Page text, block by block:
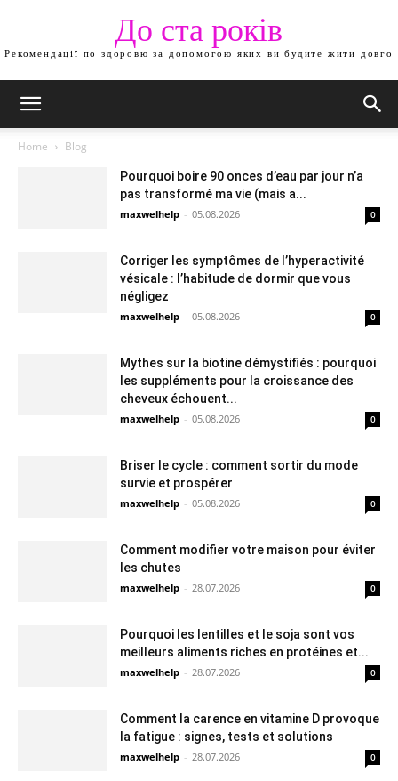
До ста років
Рекомендації по здоровю за допомогою яких ви будите жити довго
Home Blog
Pourquoi boire 90 onces d’eau par jour n’a
pas transformé ma vie (mais a...
maxwelhelp - 05.08.2026 0
Corriger les symptômes de l’hyperactivité
vésicale : l’habitude de dormir que vous
négligez
maxwelhelp - 05.08.2026 0
Mythes sur la biotine démystifiés : pourquoi
les suppléments pour la croissance des
cheveux échouent...
maxwelhelp - 05.08.2026 0
Briser le cycle : comment sortir du mode
survie et prospérer
maxwelhelp - 05.08.2026 0
Comment modifier votre maison pour éviter
les chutes
maxwelhelp - 28.07.2026 0
Pourquoi les lentilles et le soja sont vos
meilleurs aliments riches en protéines et...
maxwelhelp - 28.07.2026 0
Comment la carence en vitamine D provoque
la fatigue : signes, tests et solutions
maxwelhelp - 28.07.2026 0